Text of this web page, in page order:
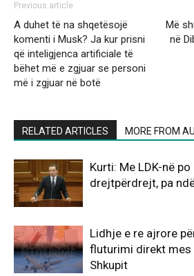
Previous article
A duhet të na shqetësojë
komenti i Musk? Ja kur prisni
që inteligjenca artificiale të
bëhet më e zgjuar se personi
më i zgjuar në botë
Më
në
RELATED ARTICLES MORE FROM
Kurti: Me LDK-në
drejtpërdrejt, pa
Lidhje e re ajrore
fluturimi direkt mes
Shkupit